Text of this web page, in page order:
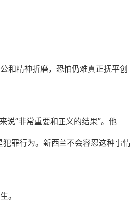
和精神折磨，恐怕仍难真正抚平创
说“非常重要和正义的结果”。他
罪行为。新西兰不会容忍这种事情
。